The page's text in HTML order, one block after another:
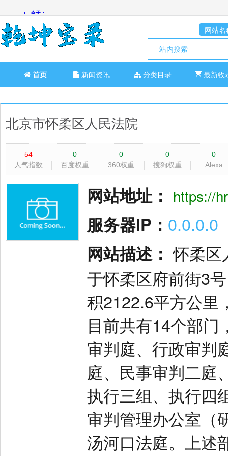
网站名
站内搜索
首页 新闻资讯 分类目录 最新收
北京市怀柔区人民法院
54
人气指数
0
百度权重
0
360权重
0
搜狗权重
0
Alexa
网站地址： https://
服务器IP： 0.0.0.0
网站描述： 怀柔区
于怀柔区府前街3
积2122.6平方公里
目前共有14个部
审判庭、行政审判
庭、民事审判二庭
执行三组、执行四
审判管理办公室（
汤河口法庭。上述